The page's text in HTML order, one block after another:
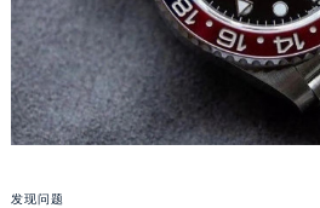
发现问题